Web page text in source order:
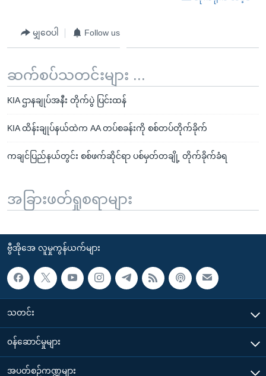
မျှဝေပါ Follow us
ဆက်စပ်သတင်းများ ...
KIA ဌာနချုပ်အနီး တိုက်ပွဲ ပြင်းထန်
KIA ထိန်းချုပ်နယ်ထဲက AA တပ်စခန်းကို စစ်တပ်တိုက်ခိုက်
ကချင်ပြည်နယ်တွင်း စစ်ဖက်ဆိုင်ရာ ပစ်မှတ်တချို့ တိုက်ခိုက်ခံရ
အခြားဖတ်ရှုစရာများ
ဗွီအိုအေ လူမှုကွန်ယက်များ
သတင်း
၀န်ဆောင်မှုများ
အပတ်စဉ်ကဏ္ဍများ